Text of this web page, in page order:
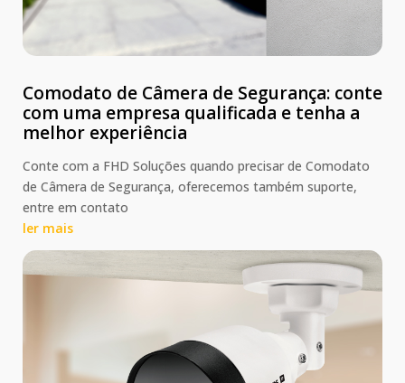
Comodato de Câmera de Segurança: conte
com uma empresa qualificada e tenha a
melhor experiência
Conte com a FHD Soluções quando precisar de Comodato
de Câmera de Segurança, oferecemos também suporte,
entre em contato
ler mais